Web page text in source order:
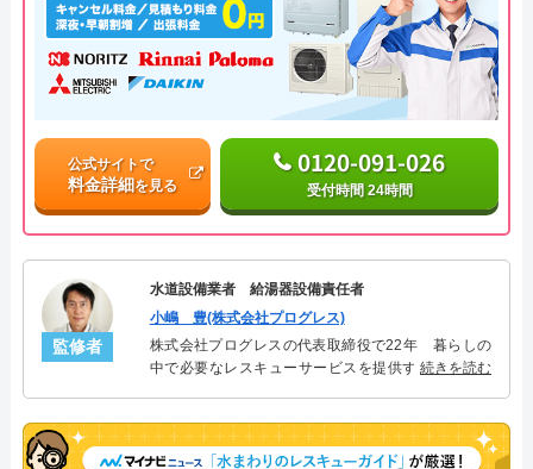
公式サイトで
料金詳細を見る
0120-091-026
受付時間 24時間
監修者
水道設備業者 給湯器設備責任者
小嶋 豊(株式会社プログレス)
株式会社プログレスの代表取締役で22年 暮らしの
中で必要なレスキューサービスを提供する株式会社
決。多くのお客様に信頼される「給湯器」のスペシ
ャリスト。
続きを読む